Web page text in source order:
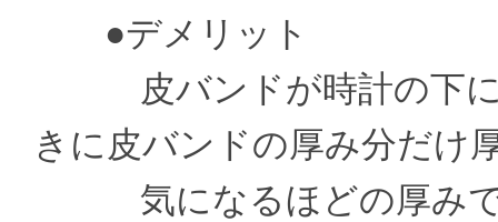
●デメリット
皮バンドが時計の下に
きに皮バンドの厚み分だけ
気になるほどの厚みで